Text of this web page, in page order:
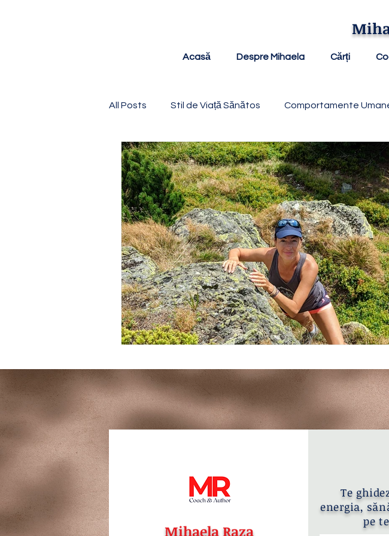
Acasă Despre Mihaela Cărți
All Posts Stil de Viață Sănătos Comportamente
Mihaela Raza
Te
energia,
pe